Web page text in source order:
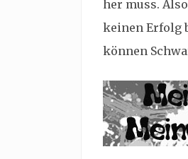
her muss.
keinen Erfolg
können